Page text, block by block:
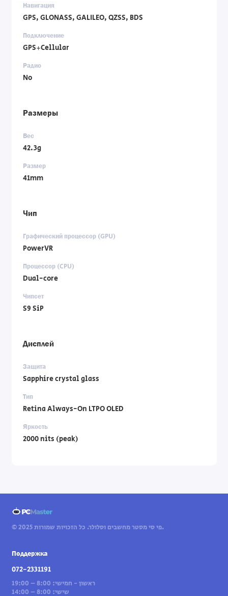
Навигация
GPS, GLONASS, GALILEO, QZSS, BDS
Подключение
GPS+Cellular
Радио
No
Размеры
Вес
42.3g
Размер
41mm
Чип
Графический процессор (GPU)
PowerVR
Процессор (CPU)
Dual-core
Чипсет
S9 SiP
Дисплей
Защита
Sapphire crystal glass
Тип
Retina Always-On LTPO OLED
Яркость
2000 nits (peak)
© 2025 פי סי מסטר מחשבים וסלולר. כל הזכויות שמורות.
Поддержка
072-2331191
ראשון - חמישי: 8:00 – 19:00
שישי: 8:00 – 14:00